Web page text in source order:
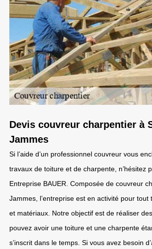
Devis couvreur charpentier à
Jammes
Si l’aide d’un professionnel couvreur vous
travaux de toiture et de charpente, n’hésitez
Entreprise BAUER. Composée de couvreur
Jammes, l’entreprise est en activité pour tout
et matériaux. Notre objectif est de réaliser
pouvez avoir une toiture et une charpente
s’inscrit dans le temps. Si vous avez besoin